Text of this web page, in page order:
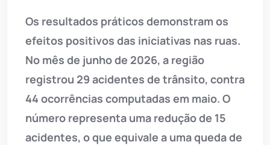
Os resultados práticos demonstram os
efeitos positivos das iniciativas nas ruas.
No mês de junho de 2026, a região
registrou 29 acidentes de trânsito, contra
44 ocorrências computadas em maio. O
número representa uma redução de 15
acidentes, o que equivale a uma queda de